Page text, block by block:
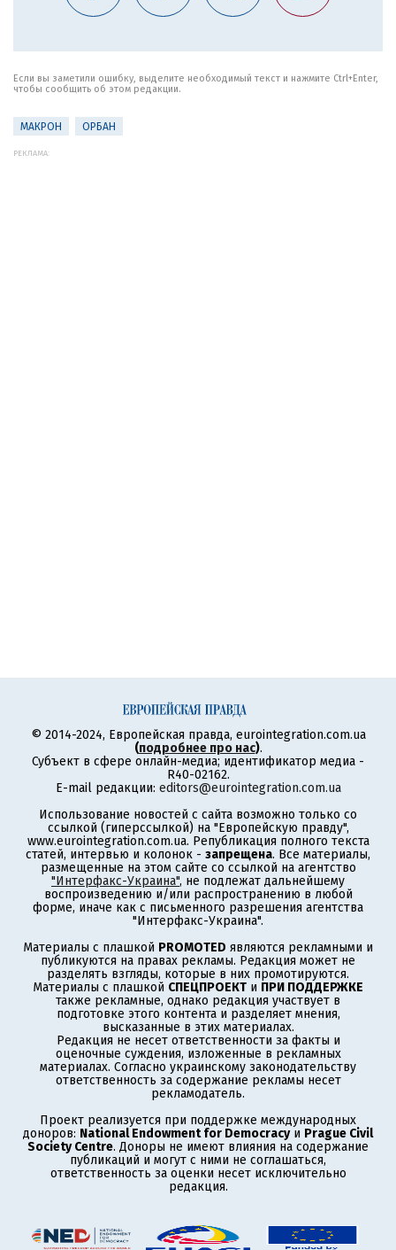
Если вы заметили ошибку, выделите необходимый текст и нажмите Ctrl+Enter,
чтобы сообщить об этом редакции.
МАКРОН ОРБАН
РЕКЛАМА:
© 2014-2024, Европейская правда, eurointegration.com.ua
(подробнее про нас).
Субъект в сфере онлайн-медиа; идентификатор медиа -
R40-02162.
E-mail редакции: editors@eurointegration.com.ua
Использование новостей с сайта возможно только со
ссылкой (гиперссылкой) на "Европейскую правду",
www.eurointegration.com.ua. Републикация полного текста
статей, интервью и колонок - запрещена. Все материалы,
размещенные на этом сайте со ссылкой на агентство
"Интерфакс-Украина", не подлежат дальнейшему
воспроизведению и/или распространению в любой
форме, иначе как с письменного разрешения агентства
"Интерфакс-Украина".
Материалы с плашкой PROMOTED являются рекламными и
публикуются на правах рекламы. Редакция может не
разделять взгляды, которые в них промотируются.
Материалы с плашкой СПЕЦПРОЕКТ и ПРИ ПОДДЕРЖКЕ
также рекламные, однако редакция участвует в
подготовке этого контента и разделяет мнения,
высказанные в этих материалах.
Редакция не несет ответственности за факты и
оценочные суждения, изложенные в рекламных
материалах. Согласно украинскому законодательству
ответственность за содержание рекламы несет
рекламодатель.
Проект реализуется при поддержке международных
доноров: National Endowment for Democracyи Prague Civil
Society Centre. Доноры не имеют влияния на содержание
публикаций и могут с ними не соглашаться,
ответственность за оценки несет исключительно
редакция.